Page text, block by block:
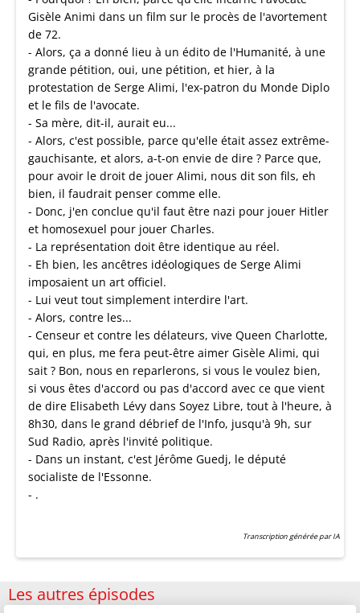
Gisèle Animi dans un film sur le procès de l'avortement
de 72.
- Alors, ça a donné lieu à un édito de l'Humanité, à une
grande pétition, oui, une pétition, et hier, à la
protestation de Serge Alimi, l'ex-patron du Monde Diplo
et le fils de l'avocate.
- Sa mère, dit-il, aurait eu...
- Alors, c'est possible, parce qu'elle était assez extrême-
gauchisante, et alors, a-t-on envie de dire ? Parce que,
pour avoir le droit de jouer Alimi, nous dit son fils, eh
bien, il faudrait penser comme elle.
- Donc, j'en conclue qu'il faut être nazi pour jouer Hitler
et homosexuel pour jouer Charles.
- La représentation doit être identique au réel.
- Eh bien, les ancêtres idéologiques de Serge Alimi
imposaient un art officiel.
- Lui veut tout simplement interdire l'art.
- Alors, contre les...
- Censeur et contre les délateurs, vive Queen Charlotte,
qui, en plus, me fera peut-être aimer Gisèle Alimi, qui
sait ? Bon, nous en reparlerons, si vous le voulez bien,
si vous êtes d'accord ou pas d'accord avec ce que vient
de dire Elisabeth Lévy dans Soyez Libre, tout à l'heure, à
8h30, dans le grand débrief de l'Info, jusqu'à 9h, sur
Sud Radio, après l'invité politique.
- Dans un instant, c'est Jérôme Guedj, le député
socialiste de l'Essonne.
- .
Transcription générée par IA
Les autres épisodes